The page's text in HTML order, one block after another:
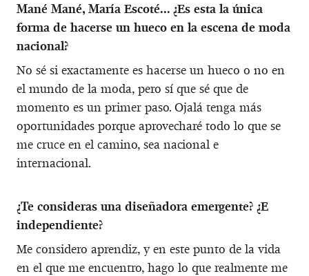
Mané Mané, María Escoté... ¿Es esta la única
forma de hacerse un hueco en la escena de moda
nacional?
No sé si exactamente es hacerse un hueco o no en
el mundo de la moda, pero sí que sé que de
momento es un primer paso. Ojalá tenga más
oportunidades porque aprovecharé todo lo que se
me cruce en el camino, sea nacional e
internacional.
¿Te consideras una diseñadora emergente? ¿E
independiente?
Me considero aprendiz, y en este punto de la vida
en el que me encuentro, hago lo que realmente me